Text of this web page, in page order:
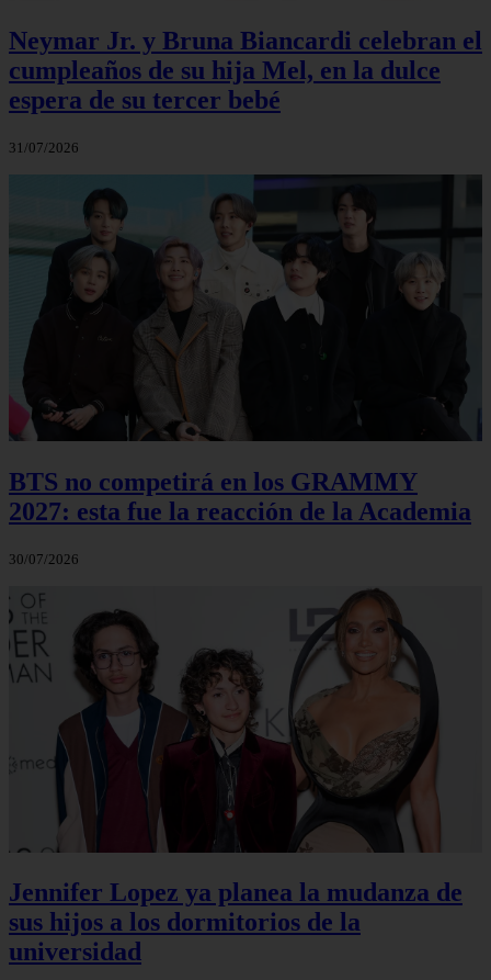
Neymar Jr. y Bruna Biancardi celebran el
cumpleaños de su hija Mel, en la dulce
espera de su tercer bebé
31/07/2026
BTS no competirá en los GRAMMY
2027: esta fue la reacción de la Academia
30/07/2026
Jennifer Lopez ya planea la mudanza de
sus hijos a los dormitorios de la
universidad